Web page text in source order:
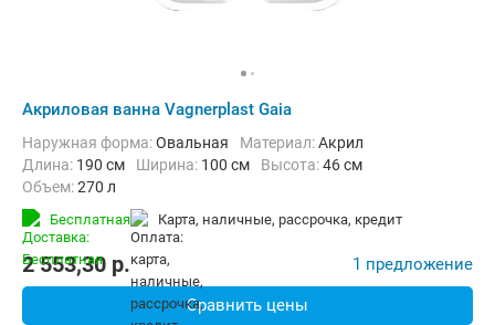
Акриловая ванна Vagnerplast Gaia
Наружная форма:Овальная Материал:Акрил
Длина: 190 см Ширина: 100 см Высота:46 см
Объем:270 л
Бесплатная карта, наличные, рассрочка, кредит
2 553,30 p. 1 предложение
Сравнить цены